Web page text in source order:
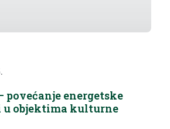
povećanje energetske
objektima kulturne